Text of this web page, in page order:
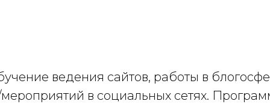
ведения сайтов, работы в
в социальных сетях.